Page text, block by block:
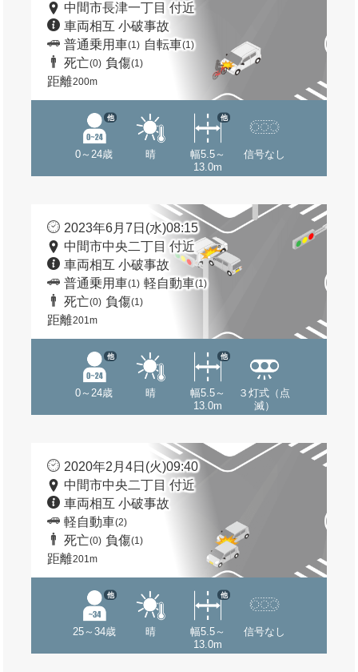
中間市長津一丁目 付近
車両相互 小破事故
普通乗用車(1) 自転車(1)
死亡(0) 負傷(1)
距離200m
0～24歳
他
晴
幅5.5～
13.0m
他
信号なし
2023年6月7日(水)08:15
中間市中央二丁目 付近
車両相互 小破事故
普通乗用車(1) 軽自動車(1)
死亡(0) 負傷(1)
距離201m
0～24歳
他
晴
幅5.5～
13.0m
他
３灯式（点
滅）
2020年2月4日(火)09:40
中間市中央二丁目 付近
車両相互 小破事故
軽自動車(2)
死亡(0) 負傷(1)
距離201m
25～34歳
他
晴
幅5.5～
13.0m
他
信号なし